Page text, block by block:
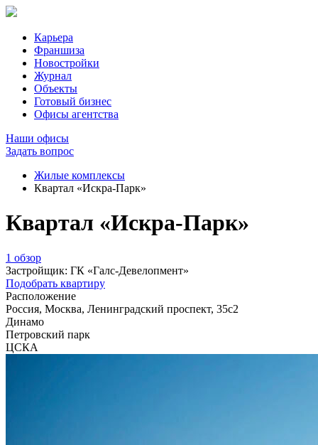
Карьера
Франшиза
Новостройки
Журнал
Объекты
Готовый бизнес
Офисы агентства
Наши офисы
Задать вопрос
Жилые комплексы
Квартал «Искра-Парк»
Квартал «Искра-Парк»
1 обзор
Застройщик: ГК «Галс-Девелопмент»
Подобрать квартиру
Расположение
Россия, Москва, Ленинградский проспект, 35с2
Динамо
Петровский парк
ЦСКА